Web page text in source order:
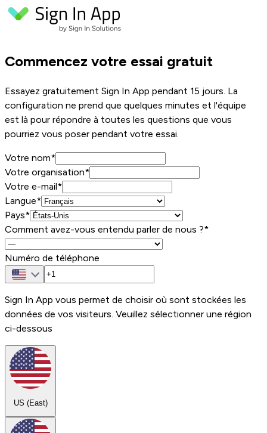
Commencez votre essai gratuit
Essayez gratuitement Sign In App pendant 15 jours. La
configuration ne prend que quelques minutes et l'équipe
est là pour répondre à toutes les questions que vous
pourriez vous poser pendant votre essai.
Votre nom*
Votre organisation*
Votre e-mail*
Langue*
Pays*
Comment avez-vous entendu parler de nous ?*
Numéro de téléphone
Sign In App vous permet de choisir où sont stockées les
données de vos visiteurs. Veuillez sélectionner une région
ci-dessous
US (East)